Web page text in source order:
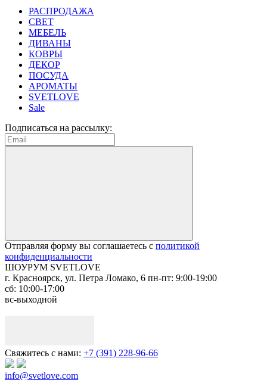
РАСПРОДАЖА
CВЕТ
МЕБЕЛЬ
ДИВАНЫ
КОВРЫ
ДЕКОР
ПОСУДА
АРОМАТЫ
SVETLOVE
Sale
Подписаться на рассылку:
Отправляя форму вы соглашаетесь с политикой
конфиденциальности
ШОУРУМ SVETLOVE
г. Красноярск, ул. Петра Ломако, 6 пн-пт: 9:00-19:00
сб: 10:00-17:00
вс-выходной
Свяжитесь с нами: +7 (391) 228-96-66
info@svetlove.com